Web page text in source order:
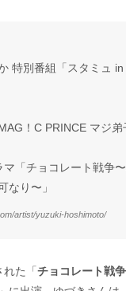
特別番組「スタミュ
！C PRINCE マジ弟
マ「チョコレート戦争
なり〜」
artist/yuzuki-hoshimoto/
た「 チョコレート戦